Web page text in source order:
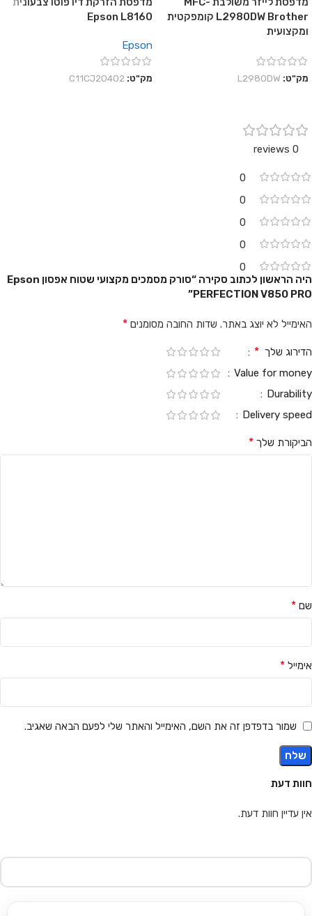
L2980DW Brother קומפקטית
ומקצועית
מק"ט: L2980DW
Epson L8160
Epson
מק"ט: C11CJ20402
0 reviews
0
0
0
0
0
חוות דעת
אין עדיין חוות דעת.
היה הראשון לכתוב סקירה “סורק מסמכים מקצועי שטוח אפסון Epson
PERFECTION V850 PRO”
האימייל לא יוצג באתר. שדות החובה מסומנים *
הדירוג שלך *
Value for money
Durability
Delivery speed
הביקורת שלך *
שם *
אימייל *
שמור בדפדפן זה את השם, האימייל והאתר שלי לפעם הבאה שאגיב.